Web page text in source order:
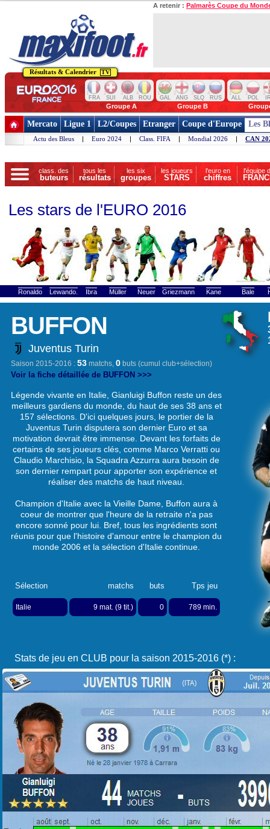
A retenir : Palmarès Coupe du
Résultats & Calendrier TV
1
FRA
2
SUI
3
ALB
4
ROU
1
GAL
2
ANG
3
SLQ
4
RUS
1
ALL
2
POL
3
Groupe A Groupe B
Mercato Ligue 1 L2/Coupes Etranger Coupe d'Europe Les
Actu des Bleus | Euro 2024 | Class. FIFA | Mondial 2026 | CAN
class. des
buteurs
tous les
résultats
les six
groupes
les joueurs
STARS
l'euro en
chiffres
l'équipe
Les stars de l'EURO 2016
Ronaldo Lewando. Ibra Müller Neuer Griezmann Kane Bale
BUFFON
Juventus Turin
Saison 2015-2016 : 53 matchs, 0 buts (cumul club+sélection)
Voir la fiche détaillée de BUFFON >>>
Légende vivante en Italie, Gianluigi Buffon reste un des
meilleurs gardiens du monde, du haut de ses 38 ans et
157 sélections. D'ici quelques jours, le portier de la
Juventus Turin disputera son dernier Euro et sa
motivation devrait être immense. Devant les forfaits de
certains de ses joueurs clés, comme Marco Verratti ou
Claudio Marchisio, la Squadra Azzurra aura besoin de
son dernier rempart pour apporter son expérience et
réaliser des matchs de haut niveau.
Champion d'Italie avec la Vieille Dame, Buffon aura à
coeur de montrer que l'heure de la retraite n'a pas
encore sonné pour lui. Bref, tous les ingrédients sont
réunis pour que l'histoire d'amour entre le champion du
monde 2006 et la sélection d'Italie continue.
Sélection matchs buts Tps jeu
Italie 9 mat. (9 tit.) 0 789 min.
Stats de jeu en CLUB pour la saison 2015-2016 (*) :